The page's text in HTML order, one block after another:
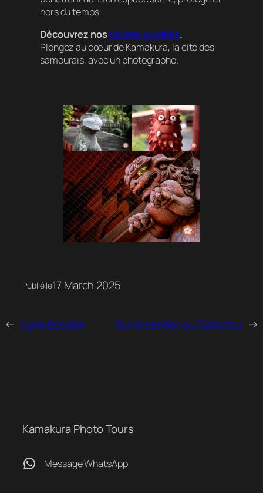
hors du temps.
Découvrez nosVisites guidées.
Plongez au cœur de Kamakura, la cité des
samouraïs, avec un photographe.
Publié le17 March 2025
← ligne Enoden Sur le sentier du Daibutsu →
Kamakura Photo Tours
WhatsApp Message WhatsApp